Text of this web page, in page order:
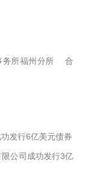
务所福州分所 合
发行6亿美元债券
公司成功发行3亿